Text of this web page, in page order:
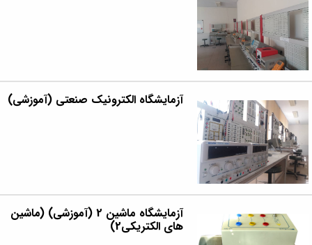
آزمایشگاه الکترونیک صنعتی (آموزشی)
آزمایشگاه ماشین 2 (آموزشی) (ماشین
های الکتریکی2)